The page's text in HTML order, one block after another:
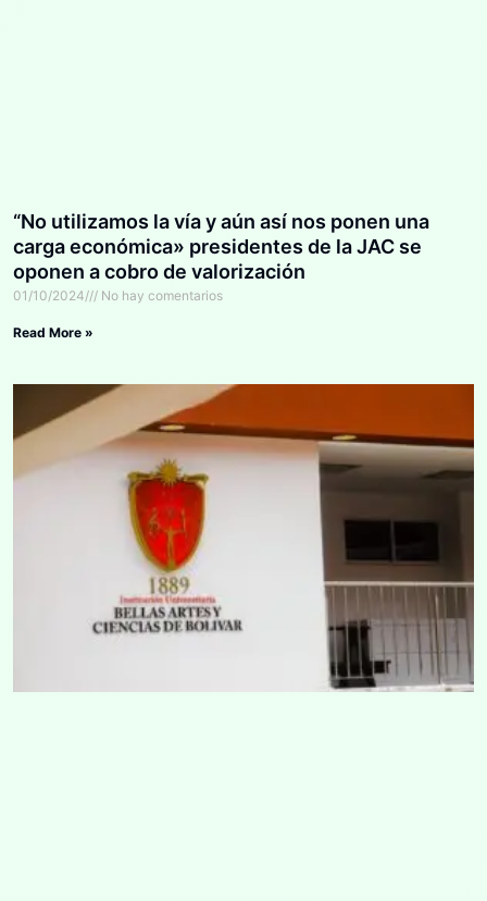
“No utilizamos la vía y aún así nos ponen una
carga económica» presidentes de la JAC se
oponen a cobro de valorización
01/10/2024 No hay comentarios
Read More »